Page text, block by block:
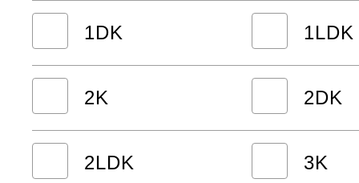
1DK 1LDK
2K 2DK
2LDK 3K